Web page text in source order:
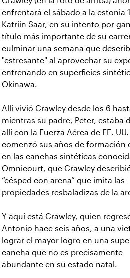
enfrentará el sábado a la estonia
Katriin Saar, en su intento por
título más importante de su
culminar una semana que
"estresante" al aprovechar su
entrenando en superficies
Okinawa.
Allí vivió Crawley desde los 6
mientras su padre, Peter, estaba
allí con la Fuerza Aérea de EE.
comenzó sus años de formación
en las canchas sintéticas
Omnicourt, que Crawley
“césped con arena” que imita las
propiedades resbaladizas de la
Y aquí está Crawley, quien
Antonio hace seis años, a una
lograr el mayor logro en una
cancha que no es precisamente
abundante en su estado natal.